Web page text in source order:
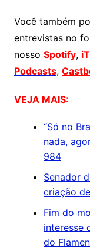
Você também
entrevistas no
nosso Spotify,
Podcasts,
VEJA MAIS:
“Só no
nada,
984
Senador
criação
Fim do
interesse
do